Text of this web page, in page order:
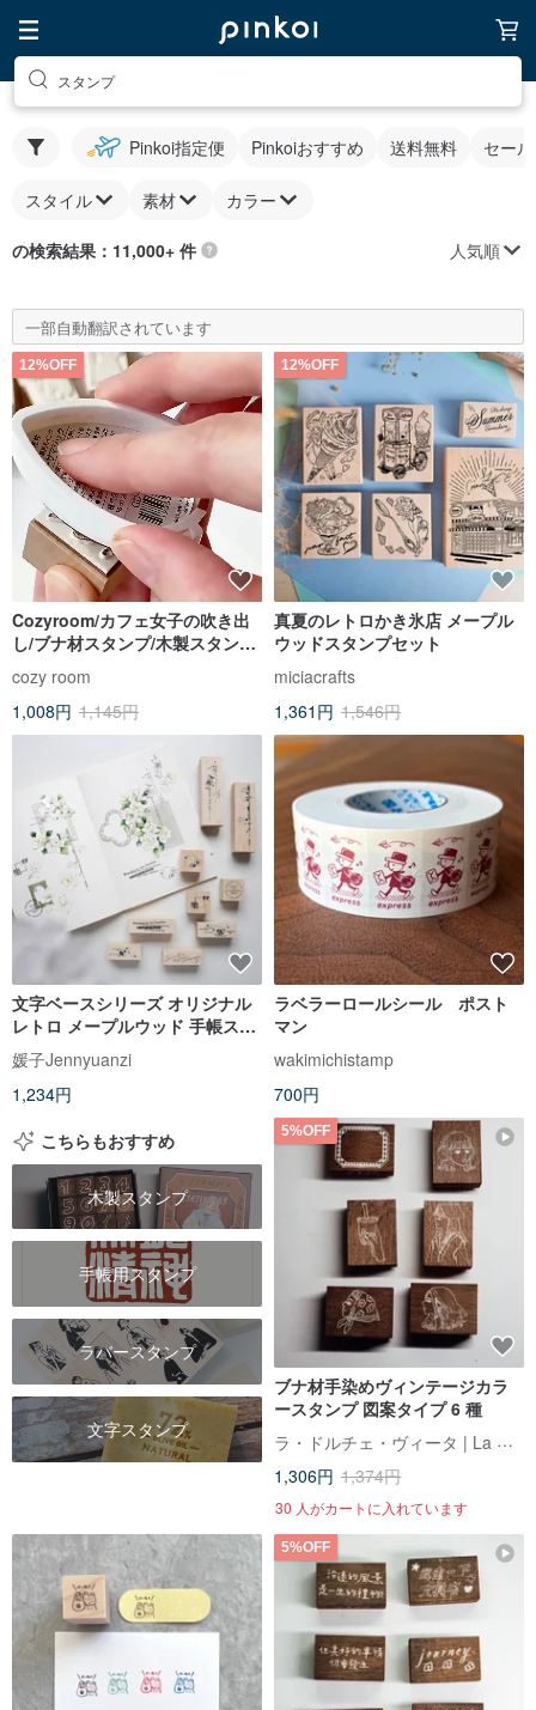
スタンプ
Pinkoi指定便 Pinkoiおすすめ 送料無料 セー
スタイル 素材 カラー
の検索結果：11,000+ 件 人気順
一部自動翻訳されています
12%OFF
Cozyroom/カフェ女子の吹き出
し/ブナ材スタンプ/木製スタンプ/
cozy room
1,008円 1,145円
12%OFF
真夏のレトロかき氷店 メープル
ウッドスタンプセット
miciacrafts
1,361円 1,546円
文字ベースシリーズ オリジナル
レトロ メープルウッド 手帳スタ
ンプ
媛子Jennyuanzi
1,234円
ラベラーロールシール ポスト
マン
wakimichistamp
700円
こちらもおすすめ
木製スタンプ
手帳用スタンプ
ラバースタンプ
文字スタンプ
5%OFF
ブナ材手染めヴィンテージカラ
ースタンプ 図案タイプ 6 種
ラ・ドルチェ・ヴィータ | La Dolce Vita
1,306円 1,374円
30 人がカートに入れています
5%OFF